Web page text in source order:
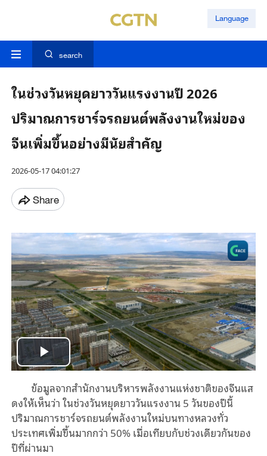
Language
search
ในช่วงวันหยุดยาววันแรงงานปี 2026
ปริมาณการชาร์จรถยนต์พลังงานใหม่ของ
จีนเพิ่มขึ้นอย่างมีนัยสำคัญ
2026-05-17 04:01:27
Share
Play
Video
ข้อมูลจากสำนักงานบริหารพลังงานแห่งชาติของจีนแส
ดงให้เห็นว่า ในช่วงวันหยุดยาววันแรงงาน 5 วันของปีนี้
ปริมาณการชาร์จรถยนต์พลังงานใหม่บนทางหลวงทั่ว
ประเทศเพิ่มขึ้นมากกว่า 50% เมื่อเทียบกับช่วงเดียวกันของ
ปีที่ผ่านมา